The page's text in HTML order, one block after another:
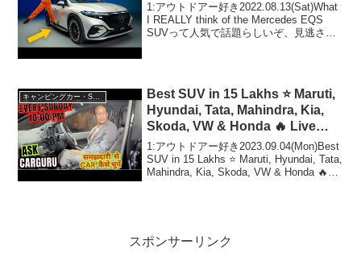
1:アウトドアー好き2022.08.13(Sat)What
I REALLY think of the Mercedes EQS
SUVって人気で話題らしいぞ、見逃さな
Best SUV in 15 Lakhs ⭐️ Maruti,
Hyundai, Tata, Mahindra, Kia,
Skoda, VW & Honda 🔥 Live
With CARGURU
1:アウトドアー好き2023.09.04(Mon)Best
SUV in 15 Lakhs ⭐️ Maruti, Hyundai, Tata,
Mahindra, Kia, Skoda, VW & Honda 🔥
スポンサーリンク